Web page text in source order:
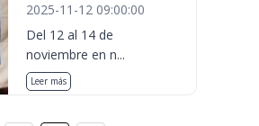
2025-11-12 09:00:00
Del 12 al 14 de
noviembre en n...
Leer más